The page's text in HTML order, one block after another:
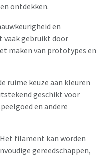
ontdekken.
en
gebruikt door
maken van prototypes en
ruime keuze aan kleuren
geschikt voor
en andere
filament kan worden
gereedschappen,